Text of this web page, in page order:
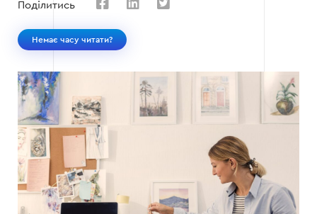
Поділитись
Немає часу читати?